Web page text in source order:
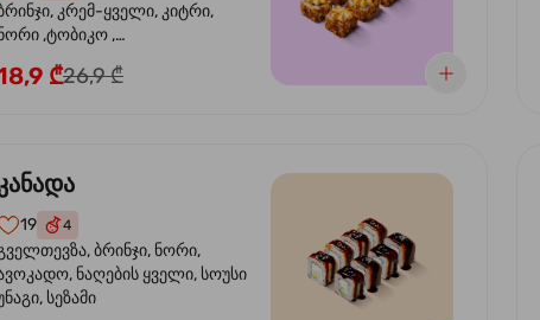
კრემ-ყველი, კიტრი,
,ტობიკო ,
სეზამი, ტერიაკის სოუსი
₾26,9 ₾
19 4
ბრინჯი, ნორი,
ნაღების ყველი, სოუსი
სეზამი